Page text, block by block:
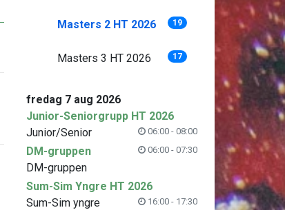
Masters 2 HT 2026 19
Masters 3 HT 2026 17
fredag 7 aug 2026
Junior-Seniorgrupp HT 2026
06:00 - 08:00
Junior/Senior
DM-gruppen
06:00 - 07:30
DM-gruppen
Sum-Sim Yngre HT 2026
16:00 - 17:30
Sum-Sim yngre